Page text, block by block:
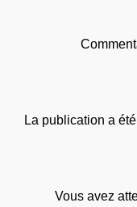
La publication a
Vous avez